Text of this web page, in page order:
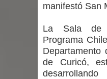
manifestó San
La Sala de
Programa
Departamento
de Curicó,